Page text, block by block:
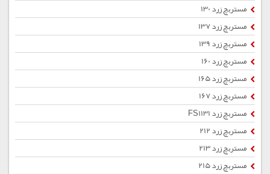
مستربچ زرد 130
مستربچ زرد 137
مستربچ زرد 139
مستربچ زرد 160
مستربچ زرد 165
مستربچ زرد 167
مستربچ زرد FS1131
مستربچ زرد 212
مستربچ زرد 213
مستربچ زرد 215